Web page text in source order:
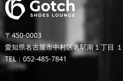
〒450-0003
愛知県名古屋市中村区名駅南１丁目
TEL：052-485-7841